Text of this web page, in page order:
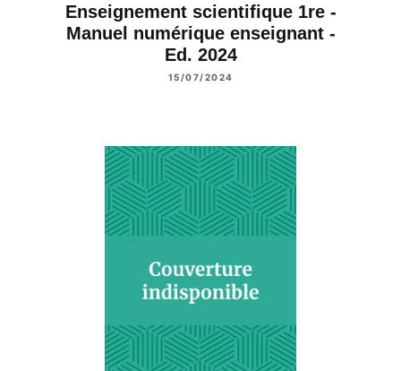
Enseignement scientifique 1re -
Manuel numérique enseignant -
Ed. 2024
15/07/2024